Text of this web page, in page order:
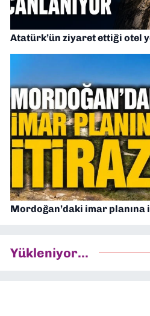
Atatürk’ün ziyaret ettiği otel
Mordoğan’daki imar planına
Yükleniyor...